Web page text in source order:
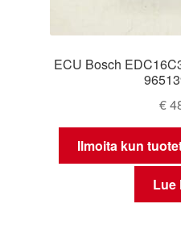
ECU Bosch
€
Ilmoita kun
Lue